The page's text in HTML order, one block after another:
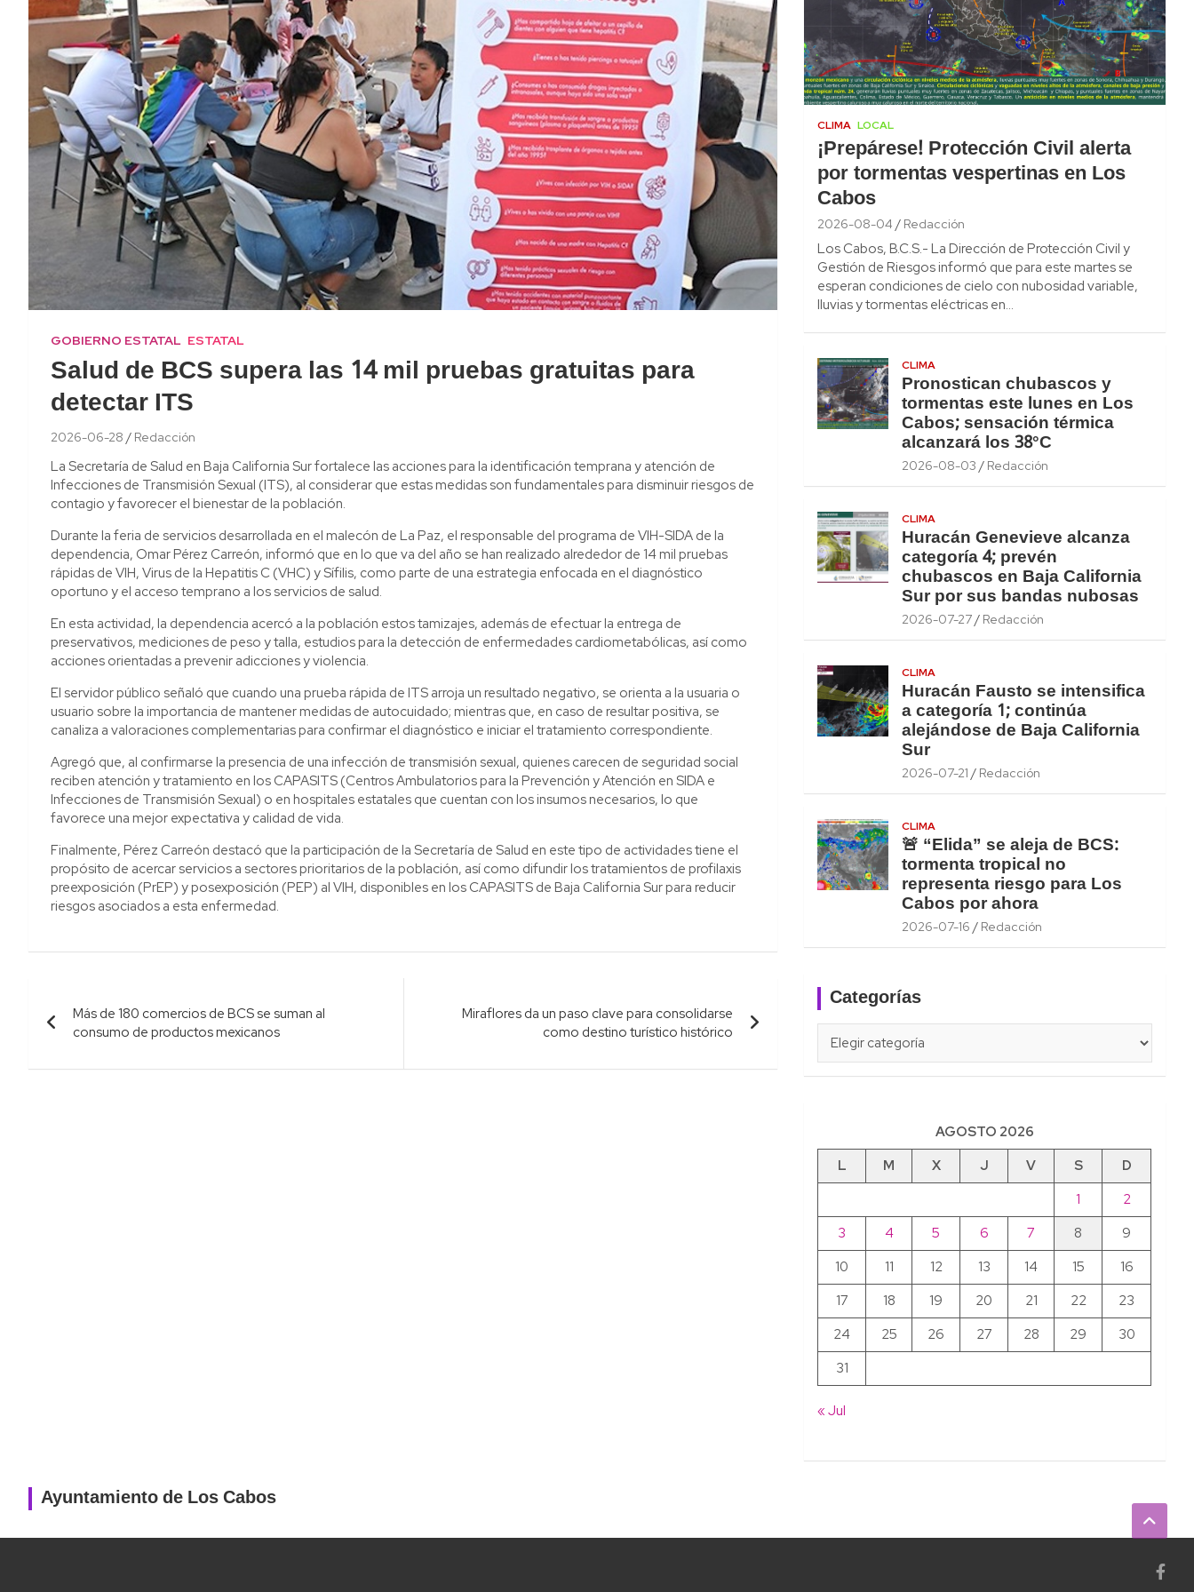
GOBIERNO ESTATAL ESTATAL
Salud de BCS supera las 14 mil pruebas gratuitas para
detectar ITS
2026-06-28 Redacción
La Secretaría de Salud en Baja California Sur fortalece las acciones para la identificación temprana y atención de
Infecciones de Transmisión Sexual (ITS), al considerar que estas medidas son fundamentales para disminuir riesgos de
contagio y favorecer el bienestar de la población.
Durante la feria de servicios desarrollada en el malecón de La Paz, el responsable del programa de VIH-SIDA de la
dependencia, Omar Pérez Carreón, informó que en lo que va del año se han realizado alrededor de 14 mil pruebas
rápidas de VIH, Virus de la Hepatitis C (VHC) y Sífilis, como parte de una estrategia enfocada en el diagnóstico
oportuno y el acceso temprano a los servicios de salud.
En esta actividad, la dependencia acercó a la población estos tamizajes, además de efectuar la entrega de
preservativos, mediciones de peso y talla, estudios para la detección de enfermedades cardiometabólicas, así como
acciones orientadas a prevenir adicciones y violencia.
El servidor público señaló que cuando una prueba rápida de ITS arroja un resultado negativo, se orienta a la usuaria o
usuario sobre la importancia de mantener medidas de autocuidado; mientras que, en caso de resultar positiva, se
canaliza a valoraciones complementarias para confirmar el diagnóstico e iniciar el tratamiento correspondiente.
Agregó que, al confirmarse la presencia de una infección de transmisión sexual, quienes carecen de seguridad social
reciben atención y tratamiento en los CAPASITS (Centros Ambulatorios para la Prevención y Atención en SIDA e
Infecciones de Transmisión Sexual) o en hospitales estatales que cuentan con los insumos necesarios, lo que
favorece una mejor expectativa y calidad de vida.
Finalmente, Pérez Carreón destacó que la participación de la Secretaría de Salud en este tipo de actividades tiene el
propósito de acercar servicios a sectores prioritarios de la población, así como difundir los tratamientos de profilaxis
preexposición (PrEP) y posexposición (PEP) al VIH, disponibles en los CAPASITS de Baja California Sur para reducir
riesgos asociados a esta enfermedad.
Navegación
de
entradas
Más de 180 comercios de BCS se suman al
consumo de productos mexicanos
Miraflores da un paso clave para consolidarse
como destino turístico histórico
CLIMA LOCAL
¡Prepárese! Protección Civil alerta
por tormentas vespertinas en Los
Cabos
2026-08-04 Redacción
Los Cabos, B.C.S.- La Dirección de Protección Civil y
Gestión de Riesgos informó que para este martes se
esperan condiciones de cielo con nubosidad variable,
lluvias y tormentas eléctricas en…
CLIMA
Pronostican chubascos y
tormentas este lunes en Los
Cabos; sensación térmica
alcanzará los 38°C
2026-08-03 Redacción
CLIMA
Huracán Genevieve alcanza
categoría 4; prevén
chubascos en Baja California
Sur por sus bandas nubosas
2026-07-27 Redacción
CLIMA
Huracán Fausto se intensifica
a categoría 1; continúa
alejándose de Baja California
Sur
2026-07-21 Redacción
CLIMA
🚨 “Elida” se aleja de BCS:
tormenta tropical no
representa riesgo para Los
Cabos por ahora
2026-07-16 Redacción
Categorías
AGOSTO 2026
L
M X J V S
D
1
2
3
4 5 6 7 8
9
10
11 12 13 14 15
16
17
18 19 20 21 22
23
24
25 26 27 28 29
30
31
« Jul
Ayuntamiento de Los Cabos